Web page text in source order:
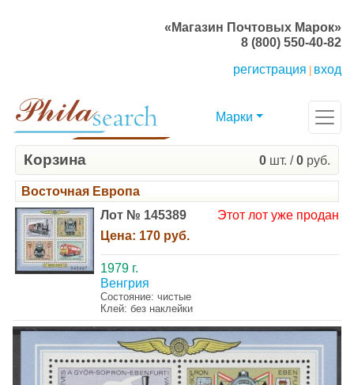
«Магазин Почтовых Марок»
8 (800) 550-40-82
регистрация
вход
Марки
Корзина 0 шт. /0 руб.
Восточная Европа
Лот № 145389
Цена: 170 руб.
Этот лот уже продан
1979 г.
Венгрия
Состояние: чистые
Клей: без наклейки